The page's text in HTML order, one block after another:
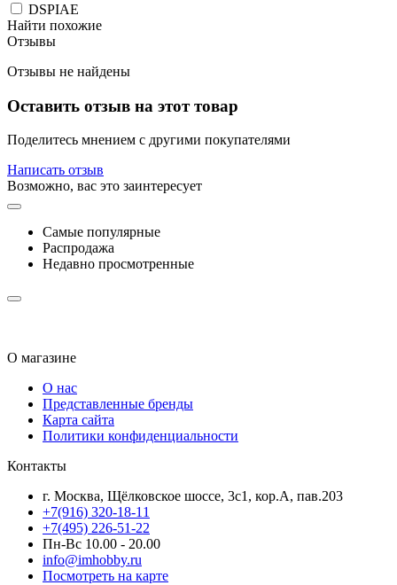
DSPIAE
Найти похожие
Отзывы
Отзывы не найдены
Оставить отзыв на этот товар
Поделитесь мнением с другими покупателями
Написать отзыв
Возможно, вас это заинтересует
Самые популярные
Распродажа
Недавно просмотренные
О магазине
О нас
Представленные бренды
Карта сайта
Политики конфиденциальности
Контакты
г. Москва, Щёлковское шоссе, 3с1, кор.А, пав.203
+7(916) 320-18-11
+7(495) 226-51-22
Пн-Вс 10.00 - 20.00
info@imhobby.ru
Посмотреть на карте